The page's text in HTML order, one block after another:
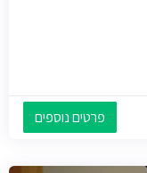
פרטים נוספים